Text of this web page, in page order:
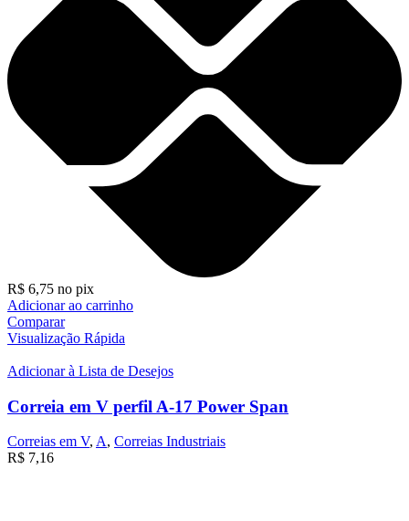
R$ 6,75 no pix
Adicionar ao carrinho
Comparar
Visualização Rápida
Adicionar à Lista de Desejos
Correia em V perfil A-17 Power Span
Correias em V, A, Correias Industriais
R$ 7,16